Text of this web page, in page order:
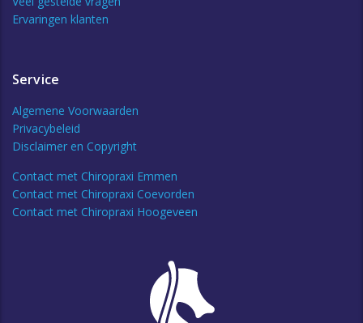
Ervaringen klanten
Service
Algemene Voorwaarden
Privacybeleid
Disclaimer en Copyright
Contact met Chiropraxi Emmen
Contact met Chiropraxi Coevorden
Contact met Chiropraxi Hoogeveen